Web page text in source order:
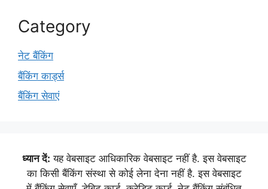
Category
नेट बैंकिंग
बैंकिंग कार्ड्स
बैंकिंग सेवाएं
ध्यान दें: यह वेबसाइट आधिकारिक वेबसाइट नहीं है. इस वेबसाइट
का किसी बैंकिंग संस्था से कोई लेना देना नहीं है. इस वेबसाइट